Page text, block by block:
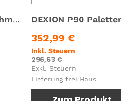
DEXION P90 Palettenregal Rahmen Ständer Höhe 3.500 mm x Tiefe 1100 mm
352,99 €
Inkl. Steuern
296,63 €
Exkl. Steuern
Lieferung frei Haus